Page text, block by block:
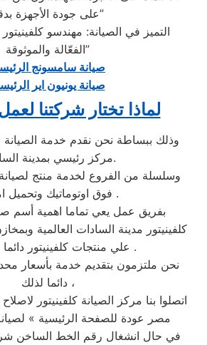
على جودة الأجهزة بدقة”
الفعّالة والموثوقة”
صيانة سامسونج
صيانة يونيون اير
لماذا تختار شركتنا
مركز رئيسي بمدينة السادات.
وسلسلة من الفروع لخدمة منتج لصيانة
فوق اوتوماتيك وتحميل امامي .
بفريق عمل يعي تماما اهمية أسم
كلفينيتور مدينة السادات العالمية
علي منتجات كلفينيتور دائما بالمقدمة .
نحن ملتزمون بتقديم خدمة بأسعار
دائما لذلك ،
مصر عودة للصفحة الرئيسية »
في حال انشغال رقم الخط الساخن